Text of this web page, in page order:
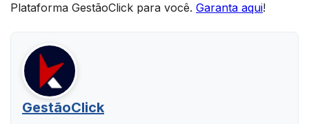
Plataforma GestãoClick para você. Garanta aqui!
GestãoClick